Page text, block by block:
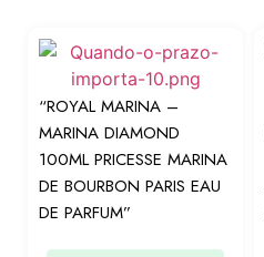
“ROYAL MARINA –
MARINA DIAMOND
100ML PRICESSE MARINA
DE BOURBON PARIS EAU
DE PARFUM”